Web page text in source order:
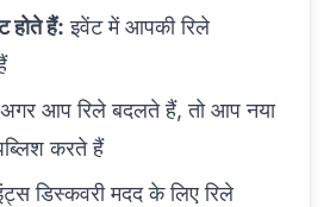
होते हैं: इवेंट में आपकी रिले
अगर आप रिले बदलते हैं, तो आप नया
करते हैं
डिस्कवरी मदद के लिए रिले